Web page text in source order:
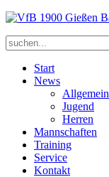
Start
News
Allgemein
Jugend
Herren
Mannschaften
Training
Service
Kontakt